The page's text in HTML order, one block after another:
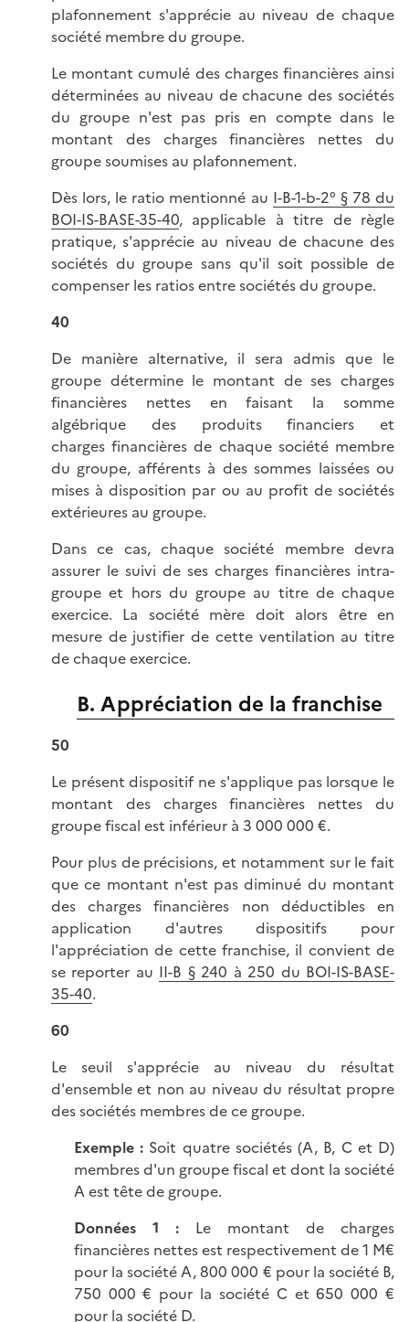
plafonnement s'apprécie au niveau de chaque
société membre du groupe.
Le montant cumulé des charges financières ainsi
déterminées au niveau de chacune des sociétés
du groupe n'est pas pris en compte dans le
montant des charges financières nettes du
groupe soumises au plafonnement.
Dès lors, le ratio mentionné au I-B-1-b-2° § 78 du
BOI-IS-BASE-35-40, applicable à titre de règle
pratique, s'apprécie au niveau de chacune des
sociétés du groupe sans qu'il soit possible de
compenser les ratios entre sociétés du groupe.
40
De manière alternative, il sera admis que le
groupe détermine le montant de ses charges
financières nettes en faisant la somme
algébrique des produits financiers et
charges financières de chaque société membre
du groupe, afférents à des sommes laissées ou
mises à disposition par ou au profit de sociétés
extérieures au groupe.
Dans ce cas, chaque société membre devra
assurer le suivi de ses charges financières intra-
groupe et hors du groupe au titre de chaque
exercice. La société mère doit alors être en
mesure de justifier de cette ventilation au titre
de chaque exercice.
B. Appréciation de la franchise
50
Le présent dispositif ne s'applique pas lorsque le
montant des charges financières nettes du
groupe fiscal est inférieur à 3 000 000 €.
Pour plus de précisions, et notamment sur le fait
que ce montant n'est pas diminué du montant
des charges financières non déductibles en
application d'autres dispositifs pour
l'appréciation de cette franchise, il convient de
se reporter au II-B § 240 à 250 du BOI-IS-BASE-
35-40.
60
Le seuil s'apprécie au niveau du résultat
d'ensemble et non au niveau du résultat propre
des sociétés membres de ce groupe.
Exemple : Soit quatre sociétés (A, B, C et D)
membres d'un groupe fiscal et dont la société
A est tête de groupe.
Données 1 : Le montant de charges
financières nettes est respectivement de 1 M€
pour la société A, 800 000 € pour la société B,
750 000 € pour la société C et 650 000 €
pour la société D.